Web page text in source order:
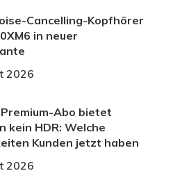
Cancelling-Kopfhörer
in neuer
2026
Abo bietet
kein HDR: Welche
Kunden jetzt haben
2026